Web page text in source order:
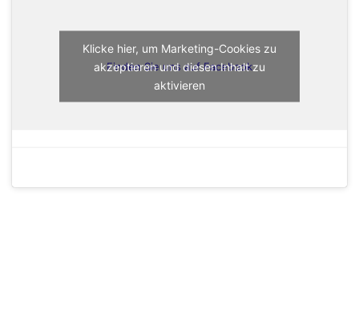
Finden Sie uns auf Facebook
Klicke hier, um Marketing-Cookies zu
akzeptieren und diesen Inhalt zu
aktivieren